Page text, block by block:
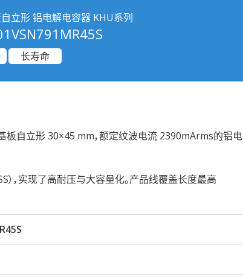
立形 铝电解电容器 KHU系列
长寿命
板自立形 30×45 mm，额定纹波电流 2390mArms的铝电
，实现了高耐压与大容量化。产品线覆盖长度最高